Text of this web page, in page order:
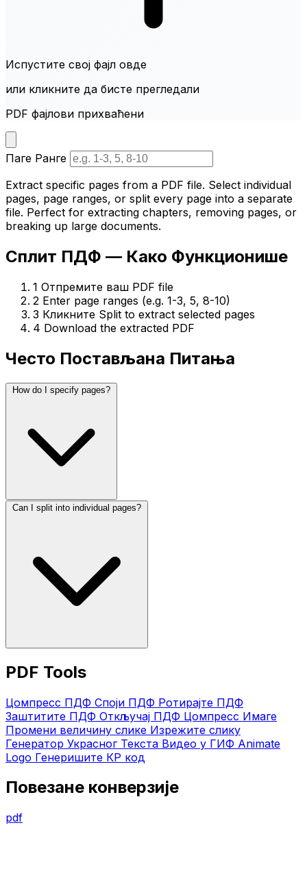
Испустите свој фајл овде
или кликните да бисте прегледали
PDF фајлови прихваћени
Паге Ранге
Extract specific pages from a PDF file. Select individual
pages, page ranges, or split every page into a separate
file. Perfect for extracting chapters, removing pages, or
breaking up large documents.
Сплит ПДФ — Како Функционише
1 Отпремите ваш PDF file
2 Enter page ranges (e.g. 1-3, 5, 8-10)
3 Кликните Split to extract selected pages
4 Download the extracted PDF
Често Постављана Питања
How do I specify pages?
Can I split into individual pages?
PDF Tools
Цомпресс ПДФ Споји ПДФ Ротирајте ПДФ
Заштитите ПДФ Откључај ПДФ Цомпресс Имаге
Промени величину слике Изрежите слику
Генератор Украсног Текста Видео у ГИФ Animate
Logo Генеришите КР код
Повезане конверзије
pdf